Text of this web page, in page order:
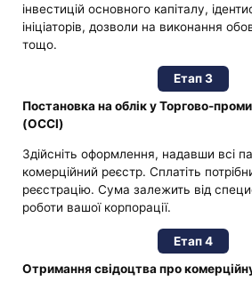
інвестицій основного капіталу,
ініціаторів, дозволи на виконання
тощо.
Етап 3
Постановка на облік у Торгово-
(OCCI)
Здійсніть оформлення, надавши всі
комерційний реєстр. Сплатіть
реєстрацію. Сума залежить від
роботи вашої корпорації.
Етап 4
Отримання свідоцтва про